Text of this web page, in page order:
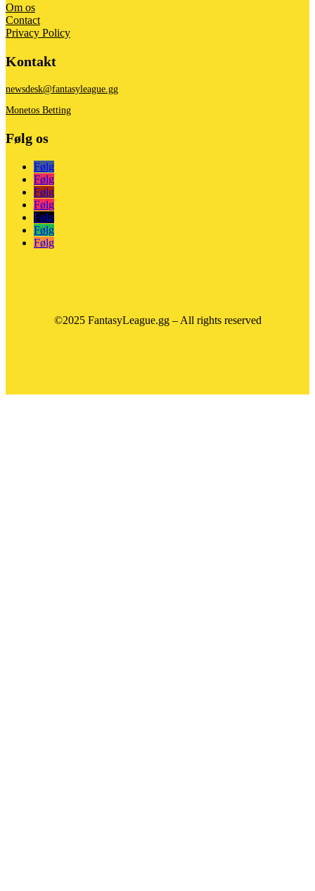
Om os
Contact
Privacy Policy
Kontakt
newsdesk@fantasyleague.gg
Monetos Betting
Følg os
Følg
Følg
Følg
Følg
Følg
Følg
Følg
©2025 FantasyLeague.gg – All rights reserved